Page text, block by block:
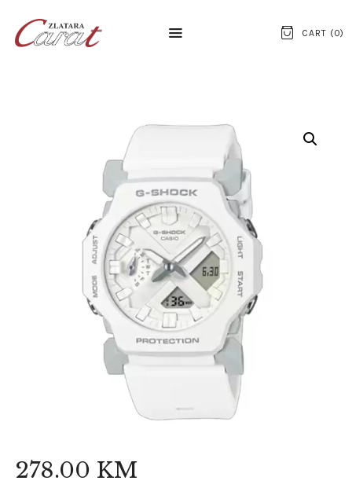
CART (0)
NASLOVNA
O NAMA
KONTAKT
SATOVI
SREBRNI NAKIT
ZLATNI NAKIT
278.00 KM